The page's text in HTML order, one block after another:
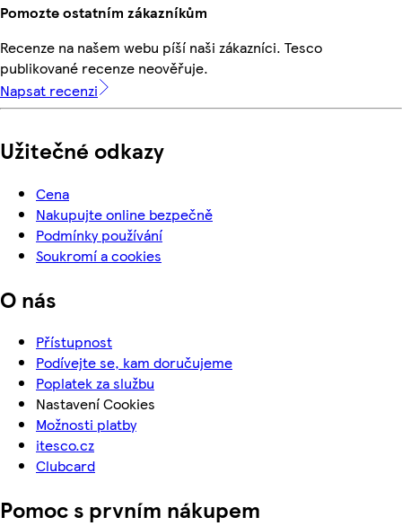
Pomozte ostatním zákazníkům
Recenze na našem webu píší naši zákazníci. Tesco
publikované recenze neověřuje.
Napsat recenzi
Užitečné odkazy
Cena
Nakupujte online bezpečně
Podmínky používání
Soukromí a cookies
O nás
Přístupnost
Podívejte se, kam doručujeme
Poplatek za službu
Nastavení Cookies
Možnosti platby
itesco.cz
Clubcard
Pomoc s prvním nákupem